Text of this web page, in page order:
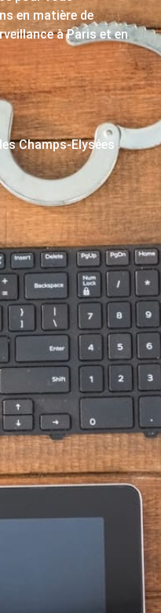
en matière de
à Paris et en
Champs-Elysées